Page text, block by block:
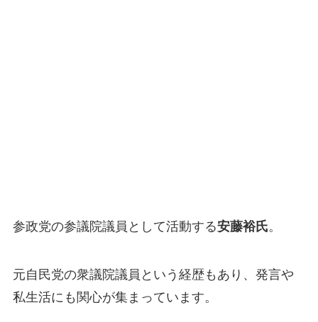
参政党の参議院議員として活動する安藤裕氏。
元自民党の衆議院議員という経歴もあり、発言や
私生活にも関心が集まっています。